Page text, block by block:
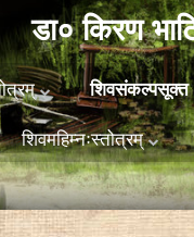
डा० किरण
Skip
to
शिवसंकल्पसूक्त
शिवमहिम्नःस्तोत्रम्